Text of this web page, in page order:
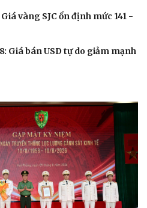
vàng SJC ổn định mức 141 -
Giá bán USD tự do giảm mạnh